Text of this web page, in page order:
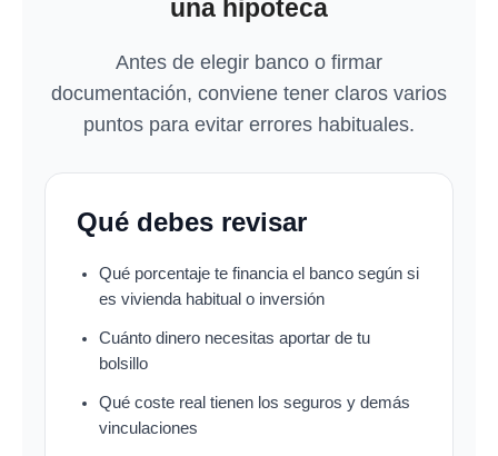
una hipoteca
Antes de elegir banco o firmar
documentación, conviene tener claros varios
puntos para evitar errores habituales.
Qué debes revisar
Qué porcentaje te financia el banco según si
es vivienda habitual o inversión
Cuánto dinero necesitas aportar de tu
bolsillo
Qué coste real tienen los seguros y demás
vinculaciones